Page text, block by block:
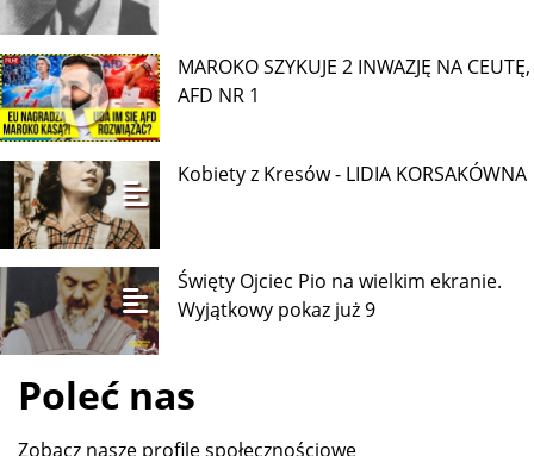
13 Różaniec za życiem
Marcin Kwaśny i Anna Popek o filmie
Kobiety z Kresów - JADWIGA
FALKOWSKA
MAROKO SZYKUJE 2 INWAZJĘ NA CEUTĘ,